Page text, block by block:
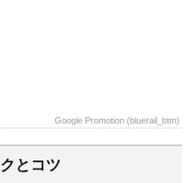
Google Promotion (bluerail_btm)
とコツ